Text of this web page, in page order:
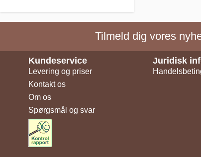
Tilmeld dig vores
Kundeservice
Levering og priser
Kontakt os
Om os
Spørgsmål og svar
Juridisk